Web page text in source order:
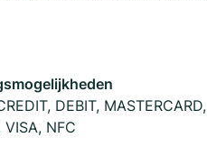
DEBIT, MASTERCARD,
VISA, NFC